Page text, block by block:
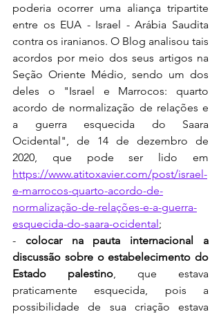
poderia ocorrer uma aliança tripartite
entre os EUA - Israel - Arábia Saudita
contra os iranianos. O Blog analisou tais
acordos por meio dos seus artigos na
Seção Oriente Médio, sendo um dos
deles o "Israel e Marrocos: quarto
acordo de normalização de relações e
a guerra esquecida do Saara
Ocidental", de 14 de dezembro de
https://www.atitoxavier.com/post/israel-
e-marrocos-quarto-acordo-de-
normalização-de-relações-e-a-guerra-
esquecida-do-saara-ocidental;
- colocar na pauta internacional a
discussão sobre o estabelecimento do
Estado palestino , que estava
praticamente esquecida, pois a
possibilidade de sua criação estava